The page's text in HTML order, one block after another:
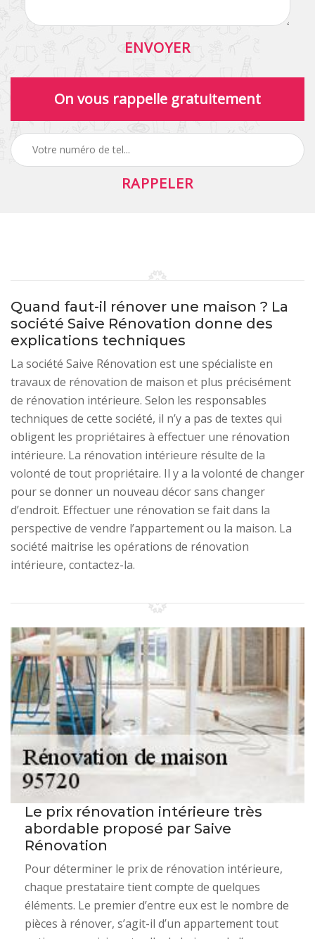
On vous rappelle gratuitement
Quand faut-il rénover une maison ? La
société Saive Rénovation donne des
explications techniques
La société Saive Rénovation est une spécialiste en
travaux de rénovation de maison et plus précisément
de rénovation intérieure. Selon les responsables
techniques de cette société, il n’y a pas de textes qui
obligent les propriétaires à effectuer une rénovation
intérieure. La rénovation intérieure résulte de la
volonté de tout propriétaire. Il y a la volonté de changer
pour se donner un nouveau décor sans changer
d’endroit. Effectuer une rénovation se fait dans la
perspective de vendre l’appartement ou la maison. La
société maitrise les opérations de rénovation
intérieure, contactez-la.
Le prix rénovation intérieure très
abordable proposé par Saive
Rénovation
Pour déterminer le prix de rénovation intérieure,
chaque prestataire tient compte de quelques
éléments. Le premier d’entre eux est le nombre de
pièces à rénover, s’agit-il d’un appartement tout